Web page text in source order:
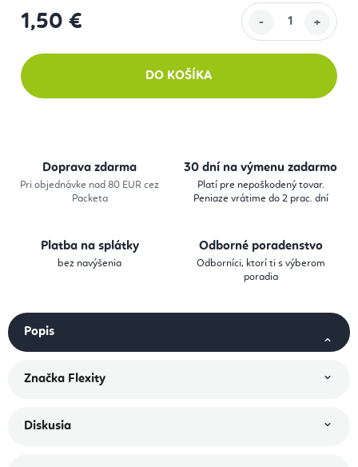
1,50 €
DO KOŠÍKA
Doprava zdarma
Pri objednávke nad 80 EUR cez
Packeta
30 dní na výmenu zadarmo
Platí pre nepoškodený tovar.
Peniaze vrátime do 2 prac. dní
Platba na splátky
bez navýšenia
Odborné poradenstvo
Odborníci, ktorí ti s výberom
poradia
Popis
Značka Flexity
Diskusia